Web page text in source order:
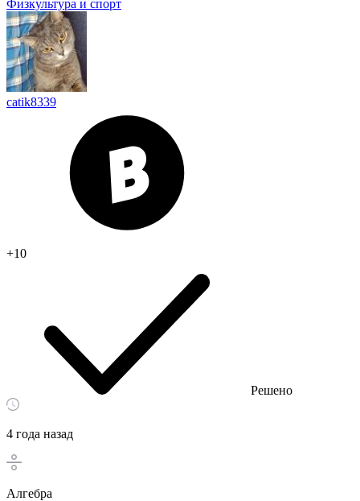
Физкультура и спорт
catik8339
+10
Решено
4 года назад
Алгебра